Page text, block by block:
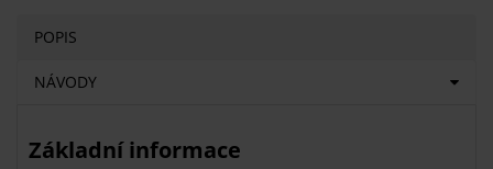
POPIS
NÁVODY
Základní informace